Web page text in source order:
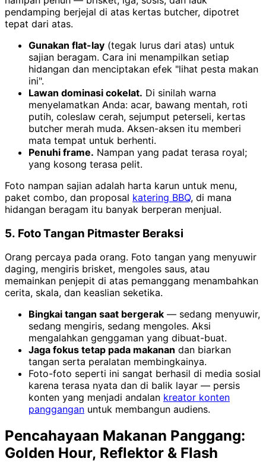
pendamping berjejal di atas kertas butcher, dipotret
tepat dari atas.
Gunakan flat-lay (tegak lurus dari atas) untuk
sajian beragam. Cara ini menampilkan setiap
hidangan dan menciptakan efek "lihat pesta makan
ini".
Lawan dominasi cokelat. Di sinilah warna
menyelamatkan Anda: acar, bawang mentah, roti
putih, coleslaw cerah, sejumput peterseli, kertas
butcher merah muda. Aksen-aksen itu memberi
mata tempat untuk berhenti.
Penuhi frame. Nampan yang padat terasa royal;
yang kosong terasa pelit.
Foto nampan sajian adalah harta karun untuk menu,
paket combo, dan proposal katering BBQ, di mana
hidangan beragam itu banyak berperan menjual.
5. Foto Tangan Pitmaster Beraksi
Orang percaya pada orang. Foto tangan yang menyuwir
daging, mengiris brisket, mengoles saus, atau
memainkan penjepit di atas pemanggang menambahkan
cerita, skala, dan keaslian seketika.
Bingkai tangan saat bergerak — sedang menyuwir,
sedang mengiris, sedang mengoles. Aksi
mengalahkan genggaman yang dibuat-buat.
Jaga fokus tetap pada makanan dan biarkan
tangan serta peralatan membingkainya.
Foto-foto seperti ini sangat berhasil di media sosial
karena terasa nyata dan di balik layar — persis
konten yang menjadi andalan kreator konten
panggangan untuk membangun audiens.
Pencahayaan Makanan Panggang:
Golden Hour, Reflektor & Flash